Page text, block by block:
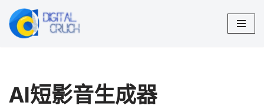
Skip
AI短影音生成器